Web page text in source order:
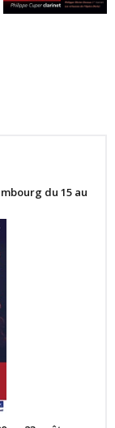
du 15 au